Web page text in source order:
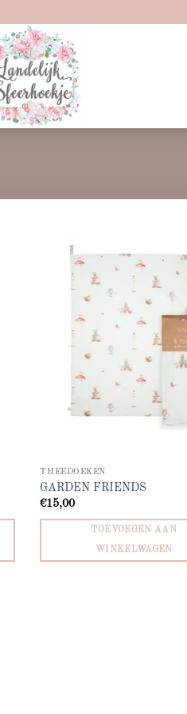
THEEDOEKEN
GARDEN FRIENDS
€15,00
TOEVOEGEN AAN
WINKELWAGEN